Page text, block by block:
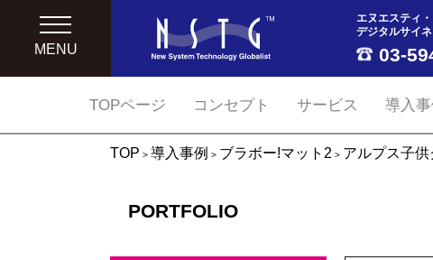
MENU
エヌエスティ
デジタルサイ
03-
TOPページ コンセプト サービス 導入事
TOP > 導入事例 > ブラボー!マット2 > アルプス子供
PORTFOLIO